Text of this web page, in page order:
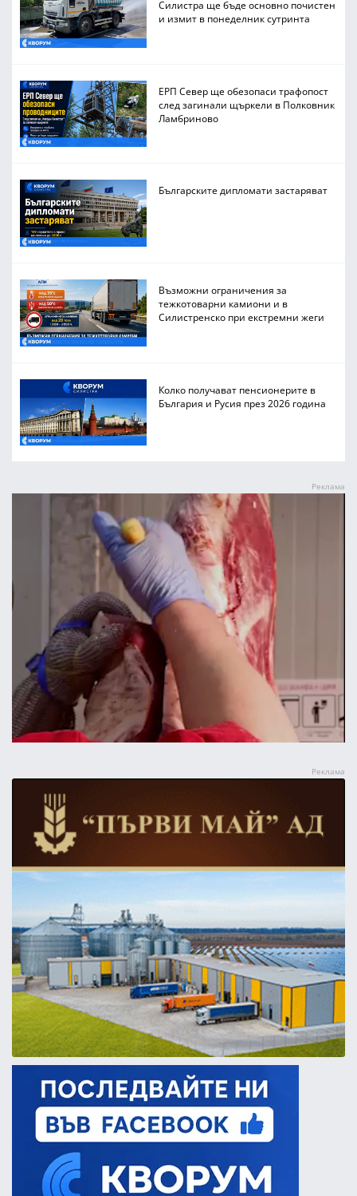
Силистра ще бъде основно почистен
и измит в понеделник сутринта
ЕРП Север ще обезопаси трафопост
след загинали щъркели в Полковник
Ламбриново
Българските дипломати застаряват
Възможни ограничения за
тежкотоварни камиони и в
Силистренско при екстремни жеги
Колко получават пенсионерите в
България и Русия през 2026 година